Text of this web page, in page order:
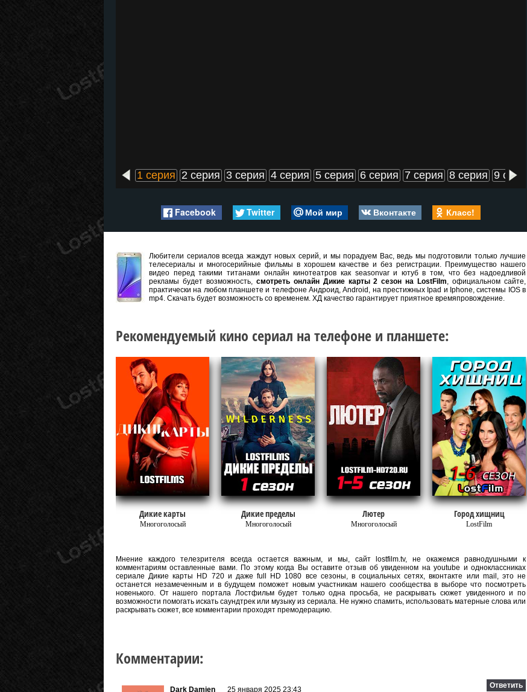
1 серия 2 серия 3 серия 4 серия 5 серия 6 серия 7 серия 8 серия 9 серия
Facebook Twitter Мой мир Вконтакте Класс!
Любители сериалов всегда жаждут новых серий, и мы порадуем Вас, ведь мы подготовили только лучшие
телесериалы и многосерийные фильмы в хорошем качестве и без регистрации. Преимущество нашего
видео перед такими титанами онлайн кинотеатров как seasonvar и ютуб в том, что без надоедливой
рекламы будет возможность, смотреть онлайн Дикие карты 2 сезон на LostFilm, официальном сайте,
практически на любом планшете и телефоне Андроид, Android, на престижных Ipad и Iphone, системы IOS в
mp4. Скачать будет возможность со временем. ХД качество гарантирует приятное времяпровождение.
Рекомендуемый кино сериал на телефоне и планшете:
Дикие карты
Многоголосый
Дикие пределы
Многоголосый
Лютер
Многоголосый
Город хищниц
LostFilm
Мнение каждого телезрителя всегда остается важным, и мы, сайт lostfilm.tv, не окажемся равнодушными к
комментариям оставленные вами. По этому когда Вы оставите отзыв об увиденном на youtube и одноклассниках
сериале Дикие карты HD 720 и даже full HD 1080 все сезоны, в социальных сетях, вконтакте или mail, это не
останется незамеченным и в будущем поможет новым участникам нашего сообщества в выборе что посмотреть
новенького. От нашего портала Лостфильм будет только одна просьба, не раскрывать сюжет увиденного и по
возможности помогать искать саундтрек или музыку из сериала. Не нужно спамить, использовать матерные слова или
раскрывать сюжет, все комментарии проходят премодерацию.
Комментарии:
Dark Damien 25 января 2025 23:43 Ответить